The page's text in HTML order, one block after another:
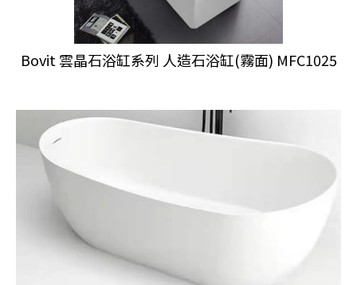
Bovit 雲晶石浴缸系列 人造石浴缸(霧面) MFC1025